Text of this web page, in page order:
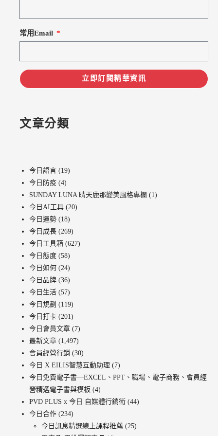
常用Email
立即訂閱精華資訊
文章分類
今日語言 (19)
今日防疫 (4)
SUNDAY LUNA 晴天鹿那變美風格專欄 (1)
今日AI工具 (20)
今日運勢 (18)
今日成長 (269)
今日工具箱 (627)
今日態度 (58)
今日如何 (24)
今日品牌 (36)
今日生活 (57)
今日規劃 (119)
今日打卡 (201)
今日會員文章 (7)
最新文章 (1,497)
會員經營行銷 (30)
今日 X EILIS智慧互動助理 (7)
今日免費電子書—EXCEL、PPT、職場、電子商務、會員經
營精選電子書與模板 (4)
PVD PLUS x 今日 自媒體行銷術 (44)
今日合作 (234)
今日訊息精選線上課程推薦 (25)